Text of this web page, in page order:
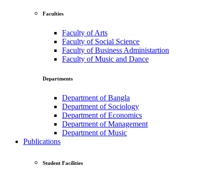
Faculties
Faculty of Arts
Faculty of Social Science
Faculty of Business Administartion
Faculty of Music and Dance
Departments
Department of Bangla
Department of Sociology
Department of Economics
Department of Management
Department of Music
Publications
Student Facilities